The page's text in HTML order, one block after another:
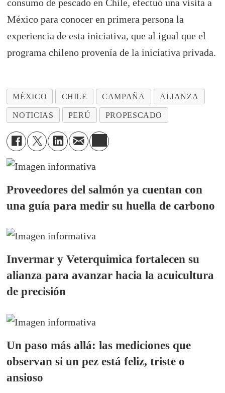
consumo de pescado en Chile, efectuó una visita a
México para conocer en primera persona la
experiencia de esta iniciativa, que al igual que el
programa chileno provenía de la iniciativa privada.
MÉXICO CHILE CAMPAÑA ALIANZA
NOTICIAS PERÚ PROPESCADO
Proveedores del salmón ya cuentan con
una guía para medir su huella de carbono
Invermar y Veterquimica fortalecen su
alianza para avanzar hacia la acuicultura
de precisión
Un paso más allá: las mediciones que
observan si un pez está feliz, triste o
ansioso